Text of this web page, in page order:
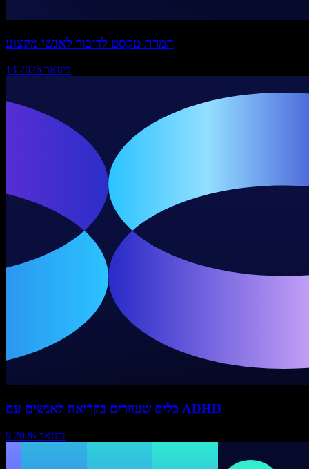
המרת טקסט לדיבור לאנשי מקצוע
13 בינואר 2026
כלים שעוזרים בקריאה לאנשים עם ADHD
9 בינואר 2026